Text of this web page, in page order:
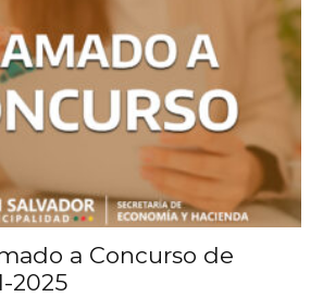
a Concurso de
2025